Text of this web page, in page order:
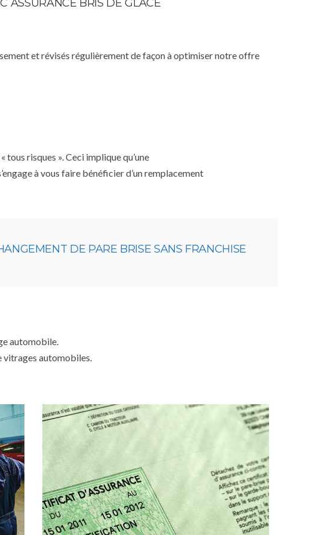
ASSURANCE BRIS DE GLACE
et révisés régulièrement de façon à optimiser notre offre
tous risques ». Ceci implique qu’une
à vous faire bénéficier d’un remplacement
DE PARE BRISE SANS FRANCHISE
automobile.
vitrages automobiles.